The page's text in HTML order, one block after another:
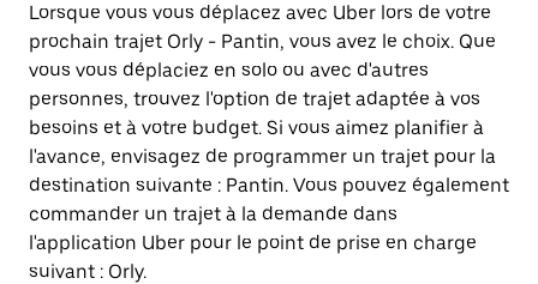
Lorsque vous vous déplacez avec Uber lors de votre
prochain trajet Orly - Pantin, vous avez le choix. Que
vous vous déplaciez en solo ou avec d'autres
personnes, trouvez l'option de trajet adaptée à vos
besoins et à votre budget. Si vous aimez planifier à
l'avance, envisagez de programmer un trajet pour la
destination suivante : Pantin. Vous pouvez également
commander un trajet à la demande dans
l'application Uber pour le point de prise en charge
suivant : Orly.